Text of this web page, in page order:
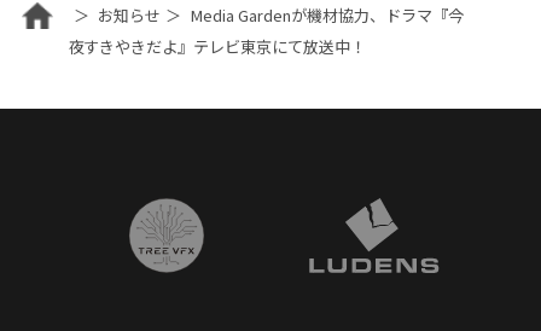
お知らせ
Media Gardenが機材協力、ドラマ『今
夜すきやきだよ』テレビ東京にて放送中！